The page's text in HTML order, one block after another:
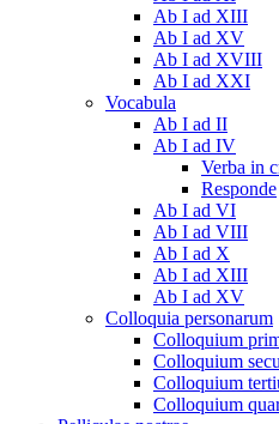
Ab I ad XIII
Ab I ad XV
Ab I ad XVIII
Ab I ad XXI
Vocabula
Ab I ad II
Ab I ad IV
Verba in
Responde
Ab I ad VI
Ab I ad VIII
Ab I ad X
Ab I ad XIII
Ab I ad XV
Colloquia personarum
Colloquium
Colloquium
Colloquium
Colloquium